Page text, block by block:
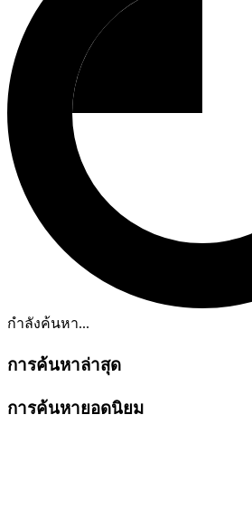
กำลังค้นหา...
การค้นหาล่าสุด
การค้นหายอดนิยม